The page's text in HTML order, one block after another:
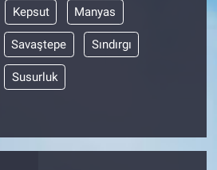
Kepsut Manyas
Savaştepe Sındırgı
Susurluk